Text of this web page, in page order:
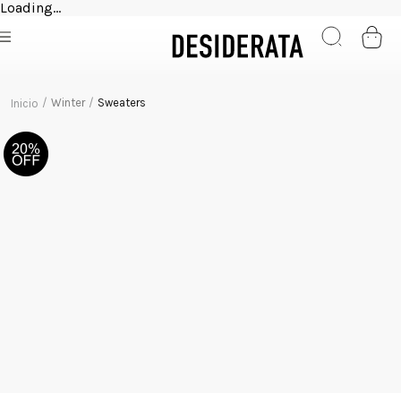
Loading...
Winter Sweaters